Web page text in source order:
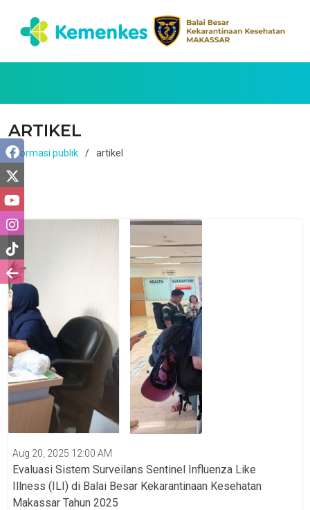
ARTIKEL
Informasi publik artikel
Aug 20, 2025 12:00 AM
Evaluasi Sistem Surveilans Sentinel Influenza Like
Illness (ILI) di Balai Besar Kekarantinaan Kesehatan
Makassar Tahun 2025